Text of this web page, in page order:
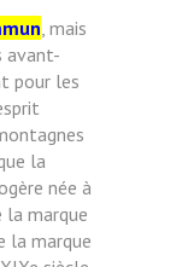
, mais
avant-
pour les
la
née à
la marque
la marque